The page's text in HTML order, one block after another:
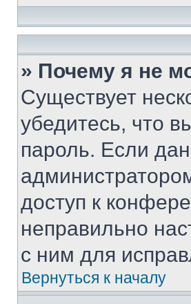
» Почему я не
Существует
убедитесь, что
пароль. Если
доступ к
неправильно
с ним для
Вернуться к началу